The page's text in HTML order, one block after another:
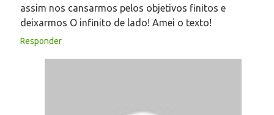
assim nos cansarmos pelos objetivos finitos e
deixarmos O infinito de lado! Amei o texto!
Responder